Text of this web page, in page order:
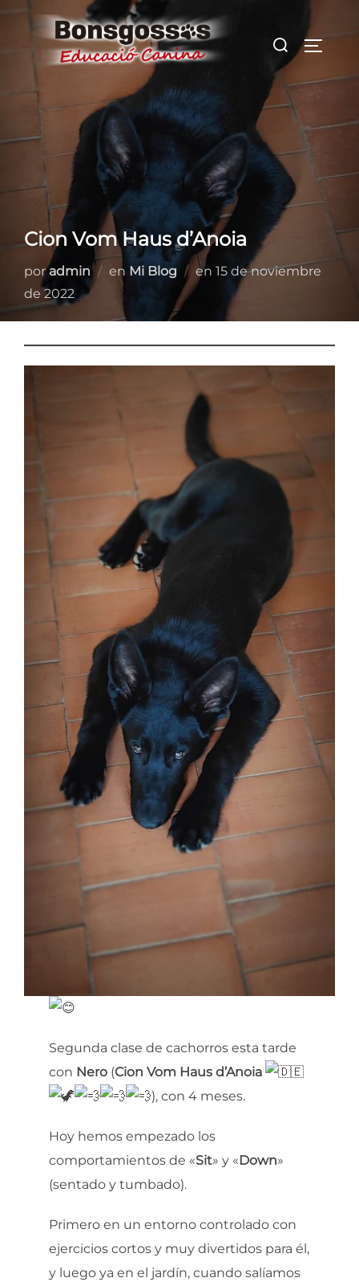
contenido
Buscar:
Cion Vom Haus d’Anoia
poradmin en Mi Blog en Publicado
15 de noviembre
de 2022
Segunda clase de cachorros esta tarde
con Nero (Cion Vom Haus d’Anoia
), con 4 meses.
Hoy hemos empezado los
comportamientos de «Sit» y «Down»
(sentado y tumbado).
Primero en un entorno controlado con
ejercicios cortos y muy divertidos para él,
y luego ya en el jardín, cuando salíamos